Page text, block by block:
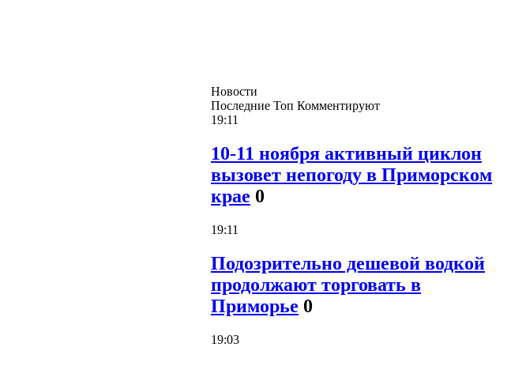
Новости
Последние Топ Комментируют
19:11
10-11 ноября активный циклон
вызовет непогоду в Приморском
крае 0
19:11
Подозрительно дешевой водкой
продолжают торговать в
Приморье 0
19:03